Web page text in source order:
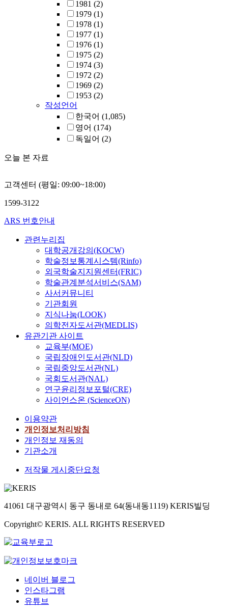
1981 (2)
1979 (1)
1978 (1)
1977 (1)
1976 (1)
1975 (2)
1974 (3)
1972 (2)
1969 (2)
1953 (2)
작성언어
한국어 (1,085)
영어 (174)
독일어 (2)
오늘 본 자료
고객센터 (평일: 09:00~18:00)
1599-3122
ARS 번호안내
관련누리집
대학공개강의(KOCW)
학술정보통계시스템(Rinfo)
외국학술지지원센터(FRIC)
학술관계분석서비스(SAM)
사서커뮤니티
기관회원
지식나눔(LOOK)
의학전자도서관(MEDLIS)
유관기관 사이트
교육부(MOE)
국립장애인도서관(NLD)
국립중앙도서관(NL)
국회도서관(NAL)
연구윤리정보포털(CRE)
사이언스온 (ScienceON)
이용약관
개인정보처리방침
개인정보 재동의
기관소개
저작물 게시중단요청
41061 대구광역시 동구 동내로 64(동내동1119) KERIS빌딩
Copyright© KERIS. ALL RIGHTS RESERVED
네이버 블로그
인스타그램
유튜브